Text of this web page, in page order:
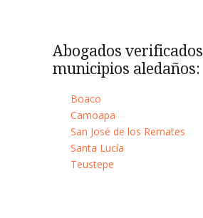
Abogados verificados
municipios aledaños:
Boaco
Camoapa
San José de los Remates
Santa Lucía
Teustepe